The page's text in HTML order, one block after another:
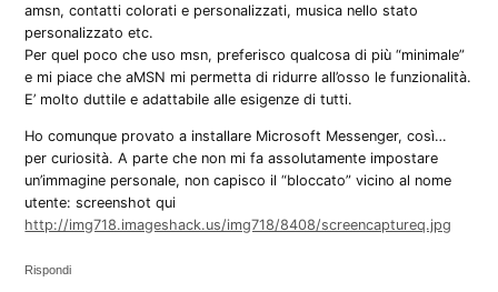
amsn, contatti colorati e personalizzati, musica nello stato
personalizzato etc.
Per quel poco che uso msn, preferisco qualcosa di più “minimale”
e mi piace che aMSN mi permetta di ridurre all’osso le funzionalità.
E’ molto duttile e adattabile alle esigenze di tutti.
Ho comunque provato a installare Microsoft Messenger, così…
per curiosità. A parte che non mi fa assolutamente impostare
un’immagine personale, non capisco il “bloccato” vicino al nome
utente: screenshot qui
http://img718.imageshack.us/img718/8408/screencaptureq.jpg
Rispondi